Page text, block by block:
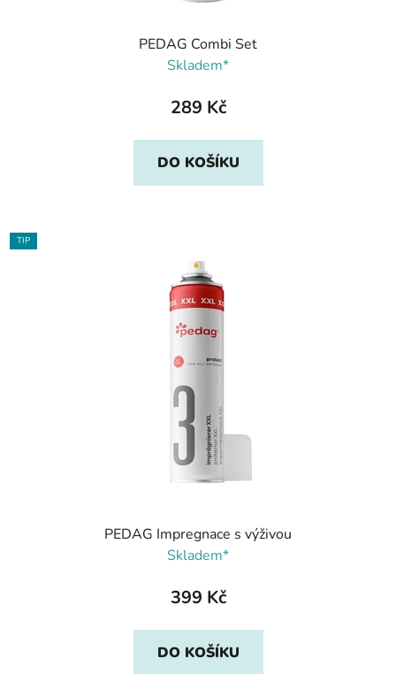
PEDAG Combi Set
Skladem*
289 Kč
DO KOŠÍKU
TIP
PEDAG Impregnace s výživou
Skladem*
399 Kč
DO KOŠÍKU